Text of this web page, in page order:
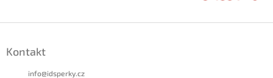
Kontakt
info@idsperky.cz